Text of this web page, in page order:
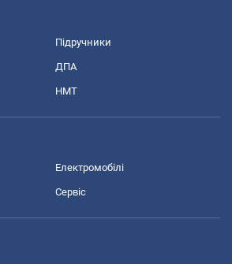
Підручники
ДПА
НМТ
Електромобілі
Сервіс